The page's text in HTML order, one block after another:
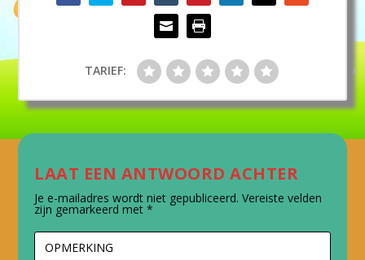
TARIEF:
LAAT EEN ANTWOORD ACHTER
Je e-mailadres wordt niet gepubliceerd. Vereiste velden
zijn gemarkeerd met*